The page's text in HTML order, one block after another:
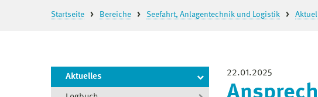
Startseite Bereiche Seefahrt, Anlagentechnik und Logistik
Aktuelles 22.01.2025